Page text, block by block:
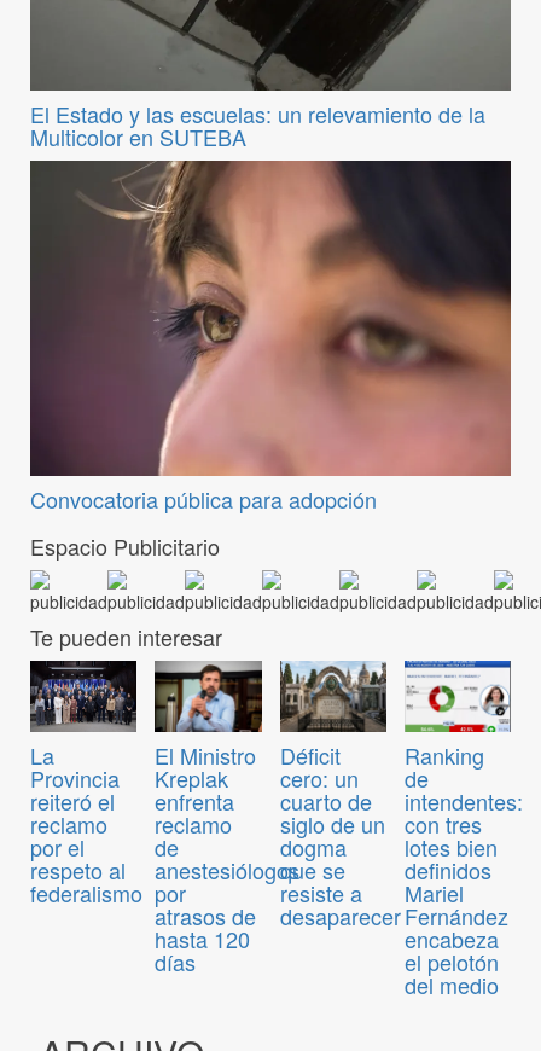
El Estado y las escuelas: un relevamiento de la
Multicolor en SUTEBA
Convocatoria pública para adopción
Espacio Publicitario
Te pueden interesar
La
Provincia
reiteró el
reclamo
por el
respeto al
federalismo
El Ministro
Kreplak
enfrenta
reclamo
de
anestesiólogos
por
atrasos de
hasta 120
días
Déficit
cero: un
cuarto de
siglo de un
dogma
que se
resiste a
desaparecer
Ranking
de
intendentes:
con tres
lotes bien
definidos
Mariel
Fernández
encabeza
el pelotón
del medio